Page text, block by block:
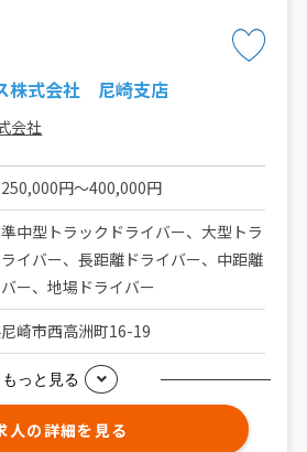
株式会社 尼崎支店
会社
円〜400,000円
中型トラックドライバー、大型トラ
イバー、長距離ドライバー、中距離
ー、地場ドライバー
崎市西高洲町16-19
もっと見る
人の詳細を見る